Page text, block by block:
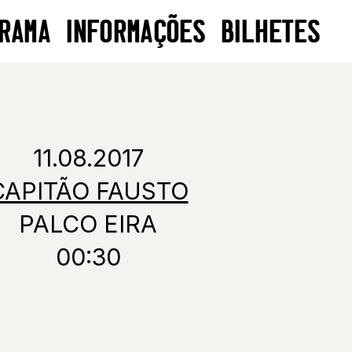
INFORMAÇÕES BILHETES
11.08.2017
FAUSTO
PALCO EIRA
00:30